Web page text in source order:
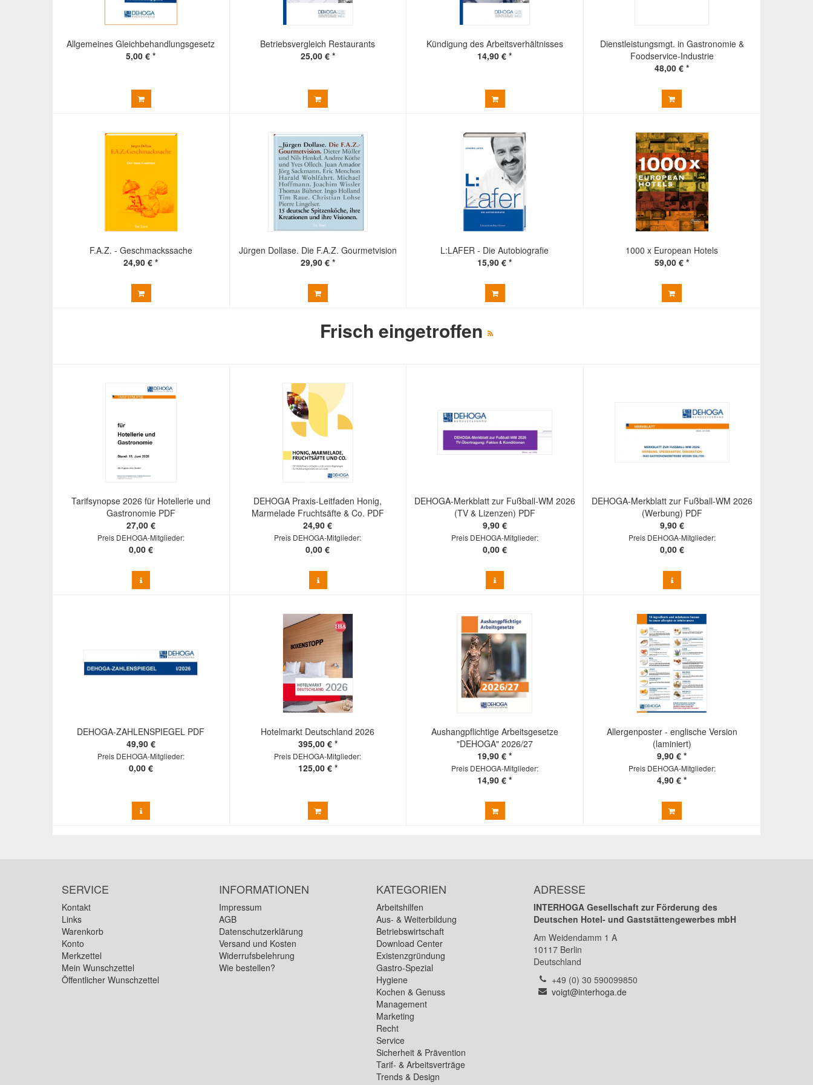
Allgemeines Gleichbehandlungsgesetz
5,00 € *
Betriebsvergleich Restaurants
25,00 € *
Kündigung des Arbeitsverhältnisses
14,90 € *
Dienstleistungsmgt. in Gastronomie &
Foodservice-Industrie
48,00 € *
F.A.Z. - Geschmackssache
24,90 € *
Jürgen Dollase. Die F.A.Z. Gourmetvision
29,90 € *
L:LAFER - Die Autobiografie
15,90 € *
1000 x European Hotels
59,00 € *
Frisch eingetroffen
Tarifsynopse 2026 für Hotellerie und
Gastronomie PDF
27,00 €
Preis DEHOGA-Mitglieder:
0,00 €
DEHOGA Praxis-Leitfaden Honig,
Marmelade Fruchtsäfte & Co. PDF
24,90 €
Preis DEHOGA-Mitglieder:
0,00 €
DEHOGA-Merkblatt zur Fußball-WM 2026
(TV & Lizenzen) PDF
9,90 €
Preis DEHOGA-Mitglieder:
0,00 €
DEHOGA-Merkblatt zur Fußball-WM 2026
(Werbung) PDF
9,90 €
Preis DEHOGA-Mitglieder:
0,00 €
DEHOGA-ZAHLENSPIEGEL PDF
49,90 €
Preis DEHOGA-Mitglieder:
0,00 €
Hotelmarkt Deutschland 2026
395,00 € *
Preis DEHOGA-Mitglieder:
125,00 € *
Aushangpflichtige Arbeitsgesetze
"DEHOGA" 2026/27
19,90 € *
Preis DEHOGA-Mitglieder:
14,90 € *
Allergenposter - englische Version
(laminiert)
9,90 € *
Preis DEHOGA-Mitglieder:
4,90 € *
SERVICE
Kontakt
Links
Warenkorb
Konto
Merkzettel
Mein Wunschzettel
Öffentlicher Wunschzettel
INFORMATIONEN
Impressum
AGB
Datenschutzerklärung
Versand und Kosten
Widerrufsbelehrung
Wie bestellen?
KATEGORIEN
Arbeitshilfen
Aus- & Weiterbildung
Betriebswirtschaft
Download Center
Existenzgründung
Gastro-Spezial
Hygiene
Kochen & Genuss
Management
Marketing
Recht
Service
Sicherheit & Prävention
Tarif- & Arbeitsverträge
Trends & Design
ADRESSE
INTERHOGA Gesellschaft zur Förderung des
Deutschen Hotel- und Gaststättengewerbes mbH
Am Weidendamm 1 A
10117 Berlin
Deutschland
Telefon:
+49 (0) 30 590099850
E-
voigt@interhoga.de